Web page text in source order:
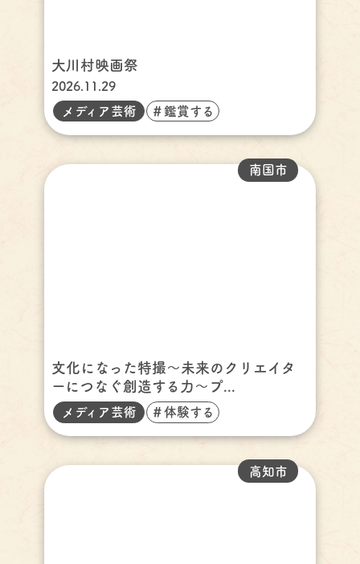
大川村映画祭
2026.11.29
メディア芸術
＃鑑賞する
文化になった特撮～未来のクリエイタ
ーにつなぐ創造する力～プ...
南国市
メディア芸術 ＃体験する
高知市